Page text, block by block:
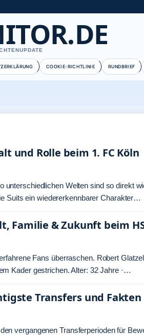
COOKIE-RICHTLINIE RUNDBRIEF
und Rolle beim 1. FC Köln
unterschiedlichen Welten sind so direkt
Suits ein wiedererkennbarer Charakter…
Familie & Zukunft beim
Fans überraschen. Robert
Kader gestrichen. Alter: 32 Jahre ·…
Transfers und Fakten
vergangenen Transferperioden für